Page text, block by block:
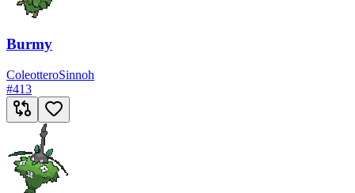
Burmy
ColeotteroSinnoh
#413